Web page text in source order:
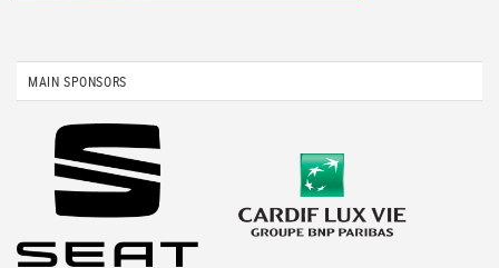
MAIN SPONSORS